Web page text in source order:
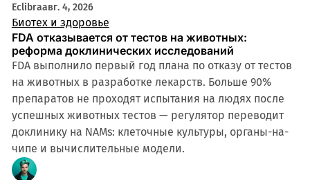
Eclibraавг. 4, 2026
Биотех и здоровье
FDA отказывается от тестов на животных:
реформа доклинических исследований
FDA выполнило первый год плана по отказу от тестов
на животных в разработке лекарств. Больше 90%
препаратов не проходят испытания на людях после
успешных животных тестов — регулятор переводит
доклинику на NAMs: клеточные культуры, органы-на-
чипе и вычислительные модели.